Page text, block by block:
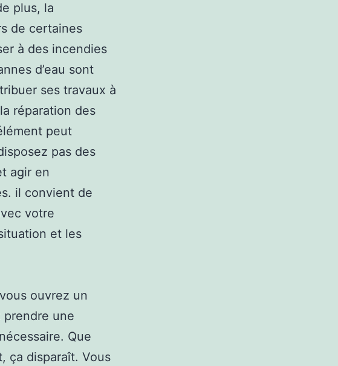
plus, la
de certaines
à des incendies
d’eau sont
ses travaux à
réparation des
peut
pas des
agir en
il convient de
votre
et les
ouvrez un
prendre une
Que
ça disparaît. Vous